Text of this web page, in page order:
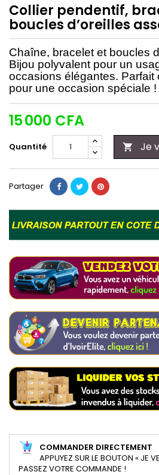
Collier pendentif,
boucles d’oreilles
Chaîne, bracelet et boucles
Bijou polyvalent pour un
occasions élégantes. Parfait
pour une occasion spéciale !
15 000 CFA
Quantité  Je
Partager
COMMANDER DIRECTEMENT
APPUYEZ SUR LE BOUTON « JE
PASSEZ VOTRE COMMANDE !